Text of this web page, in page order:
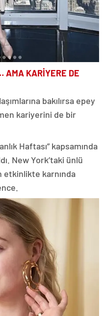
AMA KARİYERE DE
bakılırsa epey
kariyerini de bir
Haftası” kapsamında
New York’taki ünlü
etkinlikte karnında